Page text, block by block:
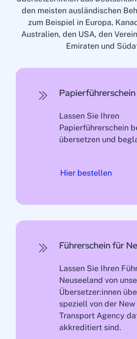
den meisten ausländischen
zum Beispiel in Europa,
Australien, den USA, den
Emiraten und
Papierführerschein
Lassen Sie Ihren
Papierführerschein
übersetzen und
Hier bestellen
Führerschein für
Lassen Sie Ihren
Neuseeland von
Übersetzer:innen
speziell von der
Transport Agency
akkreditiert sind.